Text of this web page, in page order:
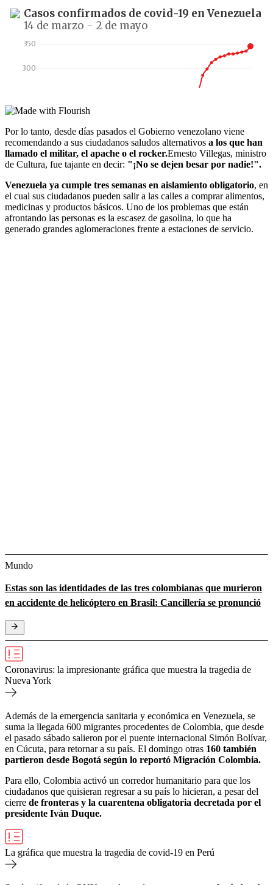
Por lo tanto, desde días pasados el Gobierno venezolano viene
recomendando a sus ciudadanos saludos alternativos a los que han
llamado el militar, el apache o el rocker.Ernesto Villegas, ministro
de Cultura, fue tajante en decir: "¡No se dejen besar por nadie!".
Venezuela ya cumple tres semanas en aislamiento obligatorio, en
el cual sus ciudadanos pueden salir a las calles a comprar alimentos,
medicinas y productos básicos. Uno de los problemas que están
afrontando las personas es la escasez de gasolina, lo que ha
generado grandes aglomeraciones frente a estaciones de servicio.
Mundo
Estas son las identidades de las tres colombianas que murieron
en accidente de helicóptero en Brasil: Cancillería se pronunció
Coronavirus: la impresionante gráfica que muestra la tragedia de
Nueva York
Además de la emergencia sanitaria y económica en Venezuela, se
suma la llegada 600 migrantes procedentes de Colombia, que desde
el pasado sábado salieron por el puente internacional Simón Bolívar,
en Cúcuta, para retornar a su país. El domingo otras 160 también
partieron desde Bogotá según lo reportó Migración Colombia.
Para ello, Colombia activó un corredor humanitario para que los
ciudadanos que quisieran regresar a su país lo hicieran, a pesar del
cierre de fronteras y la cuarentena obligatoria decretada por el
presidente Iván Duque.
La gráfica que muestra la tragedia de covid-19 en Perú